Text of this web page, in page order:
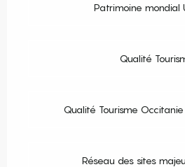
Patrimoine mondial
Qualité
Qualité Tourisme
Réseau des sites